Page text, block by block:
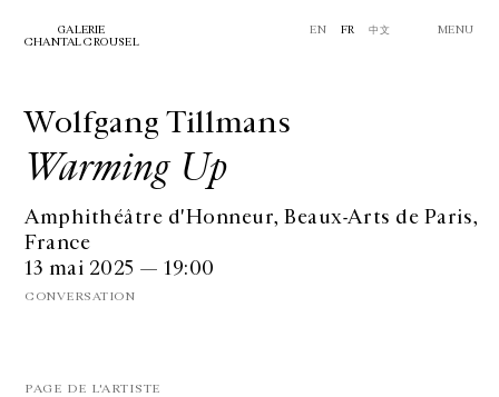
GALERIE
CHANTAL CROUSEL
EN FR 中文 MENU
Wolfgang Tillmans
Warming Up
Amphithéâtre d'Honneur, Beaux-Arts de Paris,
France
13 mai 2025 — 19:00
CONVERSATION
PAGE DE L'ARTISTE